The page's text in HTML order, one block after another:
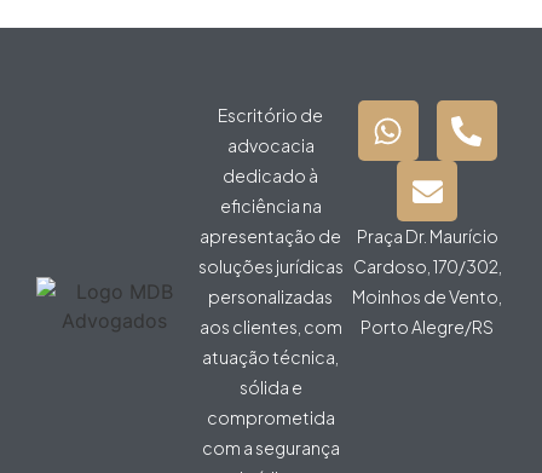
Escritório de
advocacia
dedicado à
eficiência na
apresentação de
soluções jurídicas
personalizadas
aos clientes, com
atuação técnica,
sólida e
comprometida
com a segurança
Praça Dr. Maurício
Cardoso, 170/302,
Moinhos de Vento,
Porto Alegre/RS